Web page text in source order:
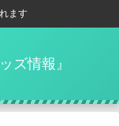
ます
ズ情報』